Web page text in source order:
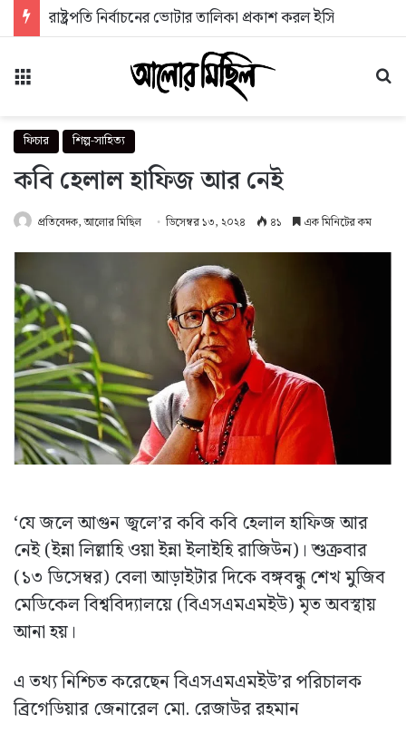
রাষ্ট্রপতি নির্বাচনের ভোটার তালিকা প্রকাশ করল ইসি
ফিচার শিল্প-সাহিত্য
কবি হেলাল হাফিজ আর নেই
প্রতিবেদক, আলোর মিছিল ডিসেম্বর ১৩, ২০২৪ ৪১ এক মিনিটের কম
‘যে জলে আগুন জ্বলে’র কবি কবি হেলাল হাফিজ আর
নেই (ইন্না লিল্লাহি ওয়া ইন্না ইলাইহি রাজিউন)। শুক্রবার
(১৩ ডিসেম্বর) বেলা আড়াইটার দিকে বঙ্গবন্ধু শেখ মুজিব
মেডিকেল বিশ্ববিদ্যালয়ে (বিএসএমএমইউ) মৃত অবস্থায়
আনা হয়।
এ তথ্য নিশ্চিত করেছেন বিএসএমএমইউ’র পরিচালক
ব্রিগেডিয়ার জেনারেল মো. রেজাউর রহমান